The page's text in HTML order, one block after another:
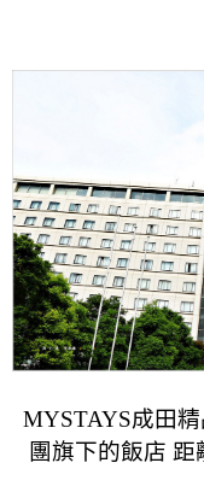
MYSTAYS成田
團旗下的飯店